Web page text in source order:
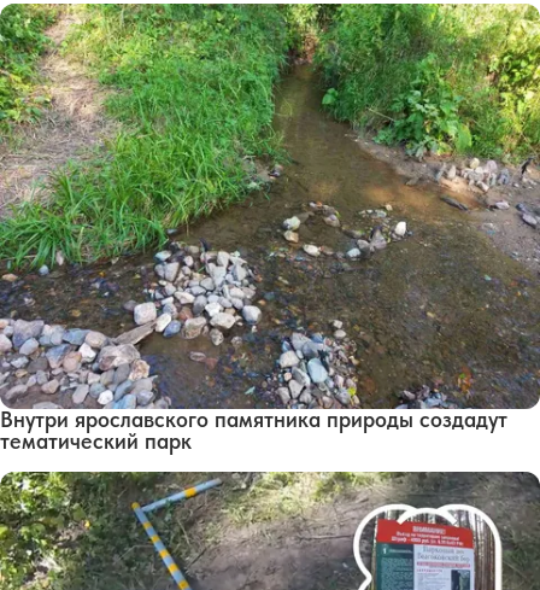
Внутри ярославского памятника природы создадут
тематический парк